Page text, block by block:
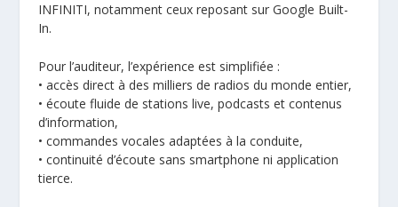
INFINITI, notamment ceux reposant sur Google Built-
In.
Pour l’auditeur, l’expérience est simplifiée :
• accès direct à des milliers de radios du monde entier,
• écoute fluide de stations live, podcasts et contenus
d’information,
• commandes vocales adaptées à la conduite,
• continuité d’écoute sans smartphone ni application
tierce.